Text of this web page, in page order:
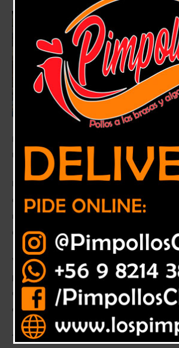
IMPORTANTE AVANCE PRESENTAN OBRAS DE
UN AÑO DEL INCENDIO DE PUERTAS NEGRAS
Mediante las modalidades Autoconstrucción
del Minvu, familias damnificadas trabajan en la
nuevas casas en el mismo lugar donde el fuego
del pasado Año Nuevo.
VALPARAÍSO, 1 DE ENERO DE 2018.- Un 70 por
presentan las obras de reconstrucción en el
cerro Playa Ancha, tras el incendio que asoló ese
enero.
“Hemos conversado con algunos propietarios y